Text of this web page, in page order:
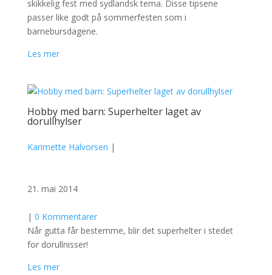
skikkelig fest med sydlandsk tema. Disse tipsene
passer like godt på sommerfesten som i
barnebursdagene.
Les mer
Hobby med barn: Superhelter laget av
dorullhylser
Karimette Halvorsen |
21. mai 2014
| 0 Kommentarer
Når gutta får bestemme, blir det superhelter i stedet
for dorullnisser!
Les mer